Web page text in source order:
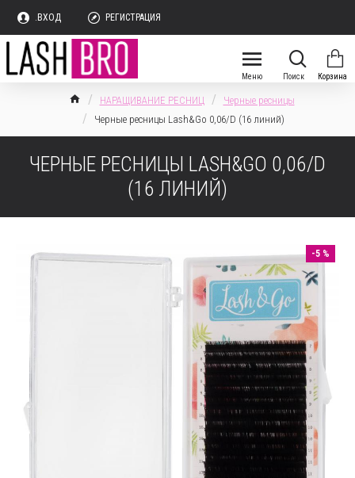
.ВХОД РЕГИСТРАЦИЯ
НАРАЩИВАНИЕ РЕСНИЦ
Черные ресницы
Черные ресницы Lash&Go 0,06/D (16 линий)
ЧЕРНЫЕ РЕСНИЦЫ LASH&GO 0,06/D
(16 ЛИНИЙ)
-5 %